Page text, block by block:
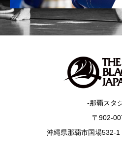
-那覇スタ
〒902-
沖縄県那覇市国場532-